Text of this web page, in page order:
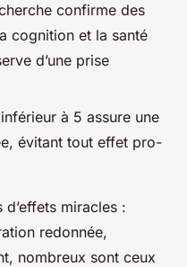
confirme des
cognition et la santé
d’une prise
à 5 assure une
évitant tout effet pro-
miracles :
redonnée,
nombreux sont ceux